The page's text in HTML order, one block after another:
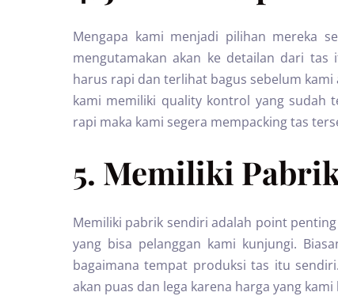
Mengapa kami menjadi pilihan mereka
mengutamakan akan ke detailan dari
harus rapi dan terlihat bagus sebelum
kami memiliki quality kontrol yang sudah
rapi maka kami segera mempacking tas
5. Memiliki
Memiliki pabrik sendiri adalah point
yang bisa pelanggan kami kunjungi.
bagaimana tempat produksi tas itu
akan puas dan lega karena harga yang